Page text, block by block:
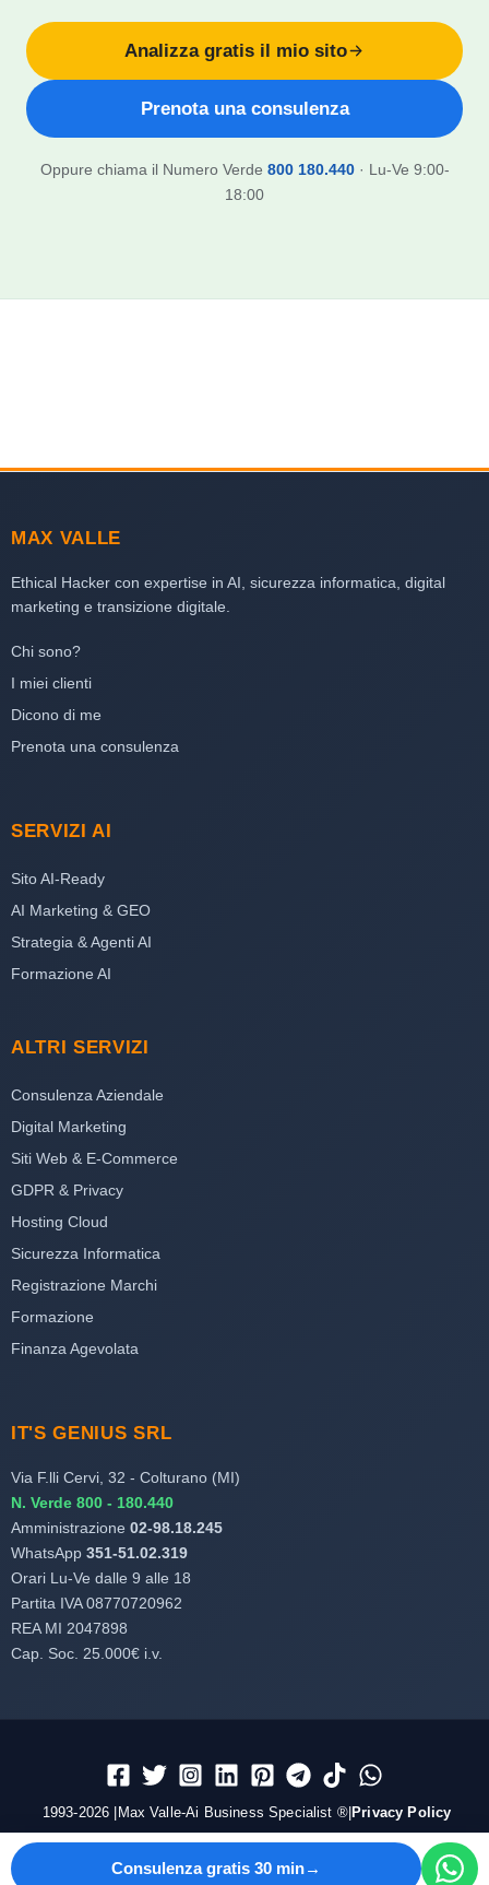
Analizza gratis il mio sito
Prenota una consulenza
Oppure chiama il Numero Verde 800 180.440· Lu-Ve 9:00-
18:00
MAX VALLE
Ethical Hacker con expertise in AI, sicurezza informatica, digital
marketing e transizione digitale.
Chi sono?
I miei clienti
Dicono di me
Prenota una consulenza
SERVIZI AI
Sito AI-Ready
AI Marketing & GEO
Strategia & Agenti AI
Formazione AI
ALTRI SERVIZI
Consulenza Aziendale
Digital Marketing
Siti Web & E-Commerce
GDPR & Privacy
Hosting Cloud
Sicurezza Informatica
Registrazione Marchi
Formazione
Finanza Agevolata
IT'S GENIUS SRL
Via F.lli Cervi, 32 - Colturano (MI)
N. Verde 800 - 180.440
Amministrazione 02-98.18.245
WhatsApp 351-51.02.319
Orari Lu-Ve dalle 9 alle 18
Partita IVA 08770720962
REA MI 2047898
Cap. Soc. 25.000€ i.v.
1993-2026 |Max Valle-Ai Business Specialist ®| Privacy Policy
Consulenza gratis 30 min